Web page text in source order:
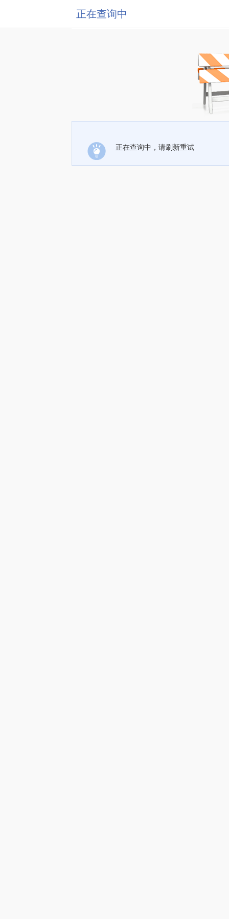
正在查询中
正在查询中，请刷新重试